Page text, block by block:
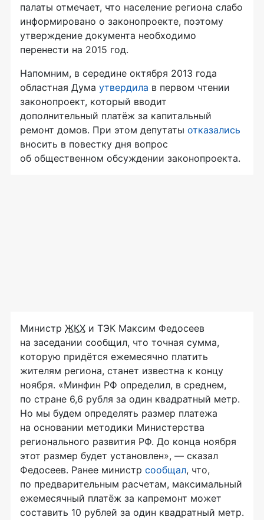
палаты отмечает, что население региона слабо
информировано о законопроекте, поэтому
утверждение документа необходимо
перенести на 2015 год.
Напомним, в середине октября 2013 года
областная Дума утвердила в первом чтении
законопроект, который вводит
дополнительный платёж за капитальный
ремонт домов. При этом депутаты отказались
вносить в повестку дня вопрос
об общественном обсуждении законопроекта.
Министр ЖКХ и ТЭК Максим Федосеев
на заседании сообщил, что точная сумма,
которую придётся ежемесячно платить
жителям региона, станет известна к концу
ноября. «Минфин РФ определил, в среднем,
по стране 6,6 рубля за один квадратный метр.
Но мы будем определять размер платежа
на основании методики Министерства
регионального развития РФ. До конца ноября
этот размер будет установлен», — сказал
Федосеев. Ранее министр сообщал, что,
по предварительным расчетам, максимальный
ежемесячный платёж за капремонт может
составить 10 рублей за один квадратный метр.